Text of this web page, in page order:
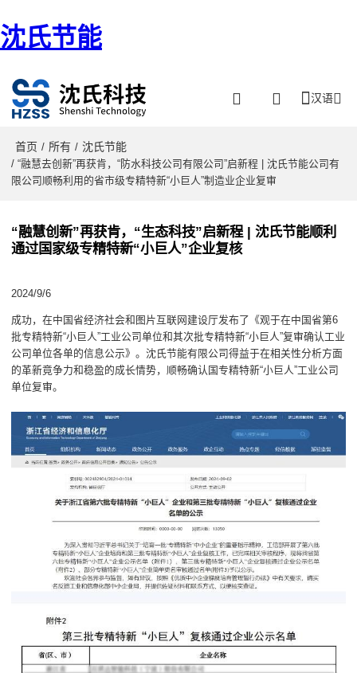
沈氏节能
汉语
首页 / 所有 / 沈氏节能
/ “融慧去创新”再获肯，“防水科技公司有限公司”启新程 | 沈氏节能公司有
限公司顺畅利用的省市级专精特新“小巨人”制造业企业复审
“融慧创新”再获肯，“生态科技”启新程 | 沈氏节能顺利
通过国家级专精特新“小巨人”企业复核
2024/9/6
成功，在中国省经济社会和图片互联网建设厅发布了《观于在中国省第6
批专精特新“小巨人”工业公司单位和其次批专精特新“小巨人”复审确认工业
公司单位各单的信息公示》。沈氏节能有限公司得益于在相关性分析方面
的革新竟争力和稳盈的成长情势，顺畅确认国专精特新“小巨人”工业公司
单位复审。